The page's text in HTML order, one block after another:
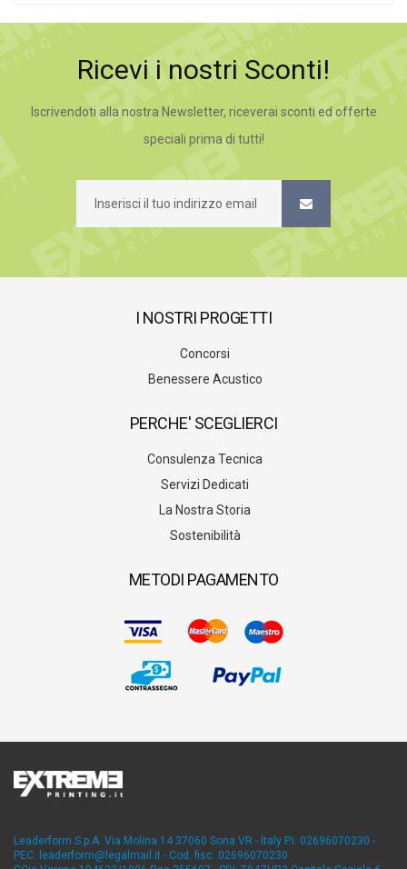
Ricevi i nostri Sconti!
Iscrivendoti alla nostra Newsletter, riceverai sconti ed offerte
speciali prima di tutti!
I NOSTRI PROGETTI
Concorsi
Benessere Acustico
PERCHE' SCEGLIERCI
Consulenza Tecnica
Servizi Dedicati
La Nostra Storia
Sostenibilità
METODI PAGAMENTO
Leaderform S.p.A. Via Molina 14 37060 Sona VR - Italy P.I. 02696070230 -
PEC: leaderform@legalmail.it - Cod. fisc. 02696070230